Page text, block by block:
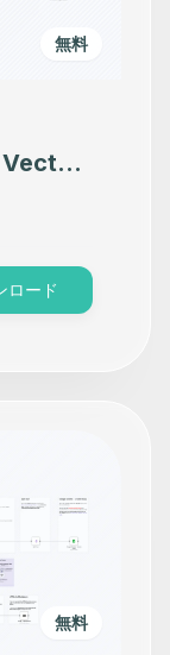
無料
with
ロード
無料